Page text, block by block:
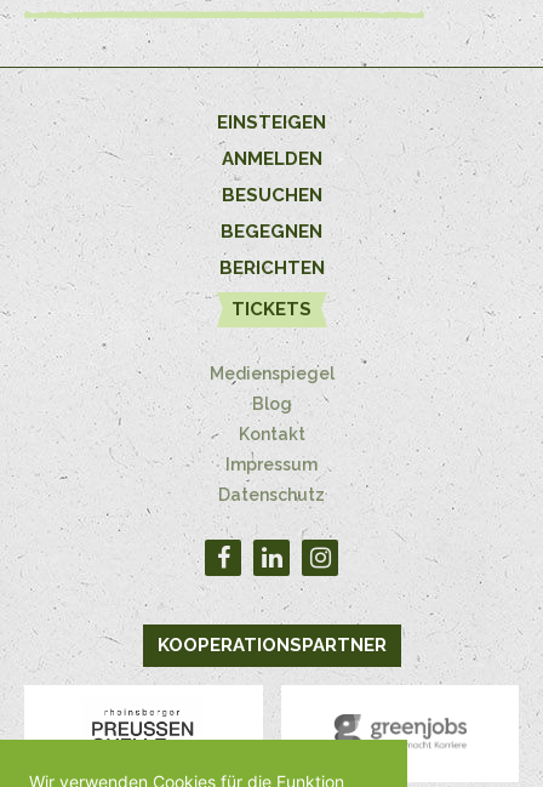
Wir verwenden Cookies für die Funktion
EINSTEIGEN
ANMELDEN
BESUCHEN
BEGEGNEN
BERICHTEN
TICKETS
Medienspiegel
Blog
Kontakt
Impressum
Datenschutz
KOOPERATIONSPARTNER